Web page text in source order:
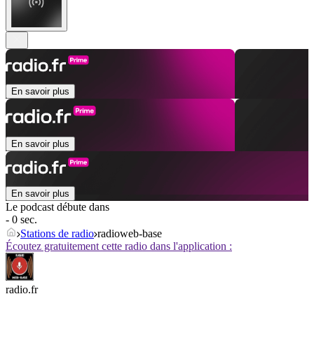
En savoir plus
En savoir plus
En savoir plus
Le podcast débute dans
- 0 sec.
Stations de radio radioweb-base
Écoutez gratuitement cette radio dans l'application :
radio.fr